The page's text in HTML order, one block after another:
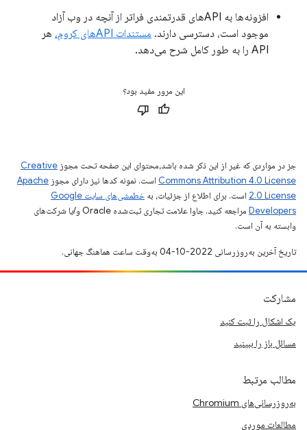
افزونه‌ها به APIهای قدرتمندی فراتر از آنچه در وب آزاد
موجود است، دسترسی دارند. مستندات APIهای کروم،
هر
API را به طور کامل شرح می‌دهد.
این مرور مفید بود؟
جز در مواردی که غیر از این ذکر شده باشد،‌محتوای این صفحه تحت مجوز Creative
Commons Attribution 4.0 License است. نمونه کدها نیز دارای مجوز Apache
2.0 License است. برای اطلاع از جزئیات، به
خطمشی‌های سایت Google
Developers‏
مراجعه کنید. جاوا علامت تجاری ثبت‌شده Oracle و/یا شرکت‌های
وابسته به آن است.
تاریخ آخرین به‌روزرسانی 2022-10-04 به‌وقت ساعت هماهنگ جهانی.
مشارکت
یک اشکال را ثبت کنید
مسائل باز را ببینید
مطالب مرتبط
به‌روزرسانی‌های Chromium
مطالعات موردی